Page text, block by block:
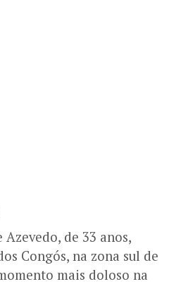
de 33 anos,
Congós, na zona sul de
mais doloso na